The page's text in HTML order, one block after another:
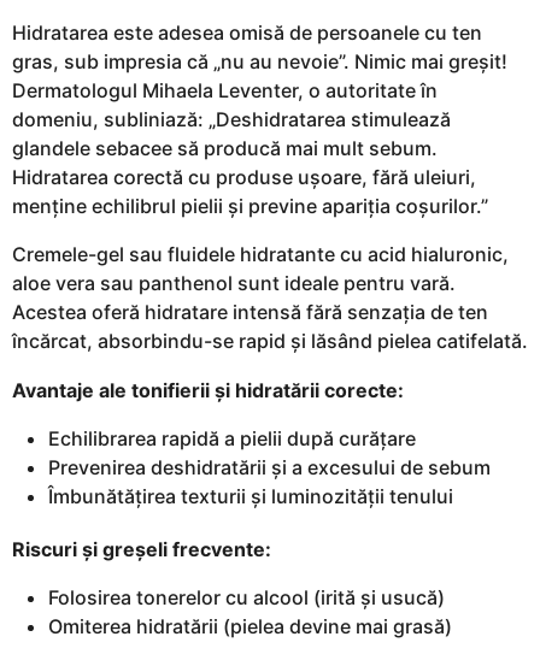
Hidratarea este adesea omisă de persoanele cu ten
gras, sub impresia că „nu au nevoie”. Nimic mai greșit!
Dermatologul Mihaela Leventer, o autoritate în
domeniu, subliniază: „Deshidratarea stimulează
glandele sebacee să producă mai mult sebum.
Hidratarea corectă cu produse ușoare, fără uleiuri,
menține echilibrul pielii și previne apariția coșurilor.”
Cremele-gel sau fluidele hidratante cu acid hialuronic,
aloe vera sau panthenol sunt ideale pentru vară.
Acestea oferă hidratare intensă fără senzația de ten
încărcat, absorbindu-se rapid și lăsând pielea catifelată.
Avantaje ale tonifierii și hidratării corecte:
Echilibrarea rapidă a pielii după curățare
Prevenirea deshidratării și a excesului de sebum
Îmbunătățirea texturii și luminozității tenului
Riscuri și greșeli frecvente:
Folosirea tonerelor cu alcool (irită și usucă)
Omiterea hidratării (pielea devine mai grasă)